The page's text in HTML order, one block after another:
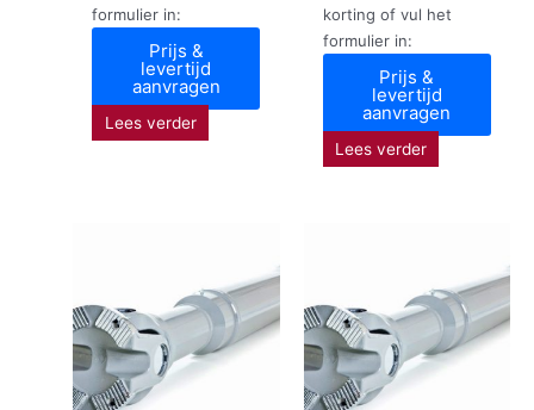
formulier in:
Prijs &
levertijd
aanvragen
Lees verder
korting of vul het
formulier in:
Prijs &
levertijd
aanvragen
Lees verder